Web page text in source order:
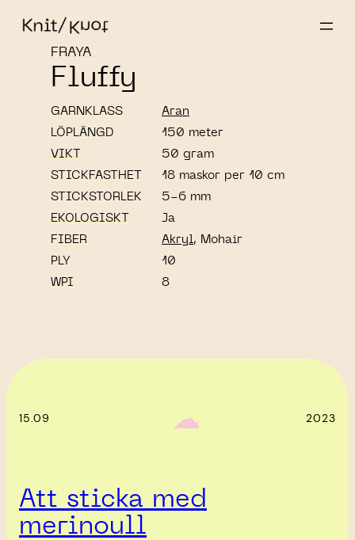
FRAYA
Fluffy
GARNKLASS
Aran
LÖPLÄNGD
150 meter
VIKT
50 gram
STICKFASTHET
18 maskor per 10 cm
STICKSTORLEK
5-6 mm
EKOLOGISKT
Ja
FIBER
Akryl , Mohair
PLY
10
WPI
8
15.09 ‎ ‎‎ ☁︎‎‎ 2023
Att sticka med
merinoull